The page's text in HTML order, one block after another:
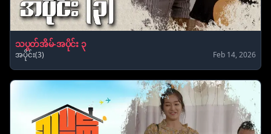
သပွတ်အိမ်-အပိုင်း ၃
အပိုင်း(3) Feb 14, 2026